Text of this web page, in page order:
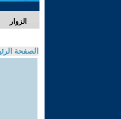
الزوار
الصفحة